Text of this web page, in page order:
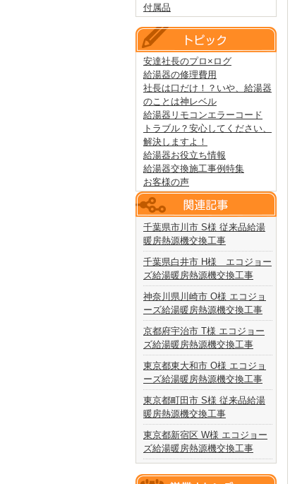
付属品
安達社長のプロ×ログ
給湯器の修理費用
社長は口だけ！？いや、給湯器
のことは神レベル
給湯器リモコンエラーコード
トラブル？安心してください、
解決しますよ！
給湯器お役立ち情報
給湯器交換施工事例特集
お客様の声
千葉県市川市 S様 従来品給湯
暖房熱源機交換工事
千葉県白井市 H様 エコジョー
ズ給湯暖房熱源機交換工事
神奈川県川崎市 O様 エコジョ
ーズ給湯暖房熱源機交換工事
京都府宇治市 T様 エコジョー
ズ給湯暖房熱源機交換工事
東京都東大和市 O様 エコジョ
ーズ給湯暖房熱源機交換工事
東京都町田市 S様 従来品給湯
暖房熱源機交換工事
東京都新宿区 W様 エコジョー
ズ給湯暖房熱源機交換工事